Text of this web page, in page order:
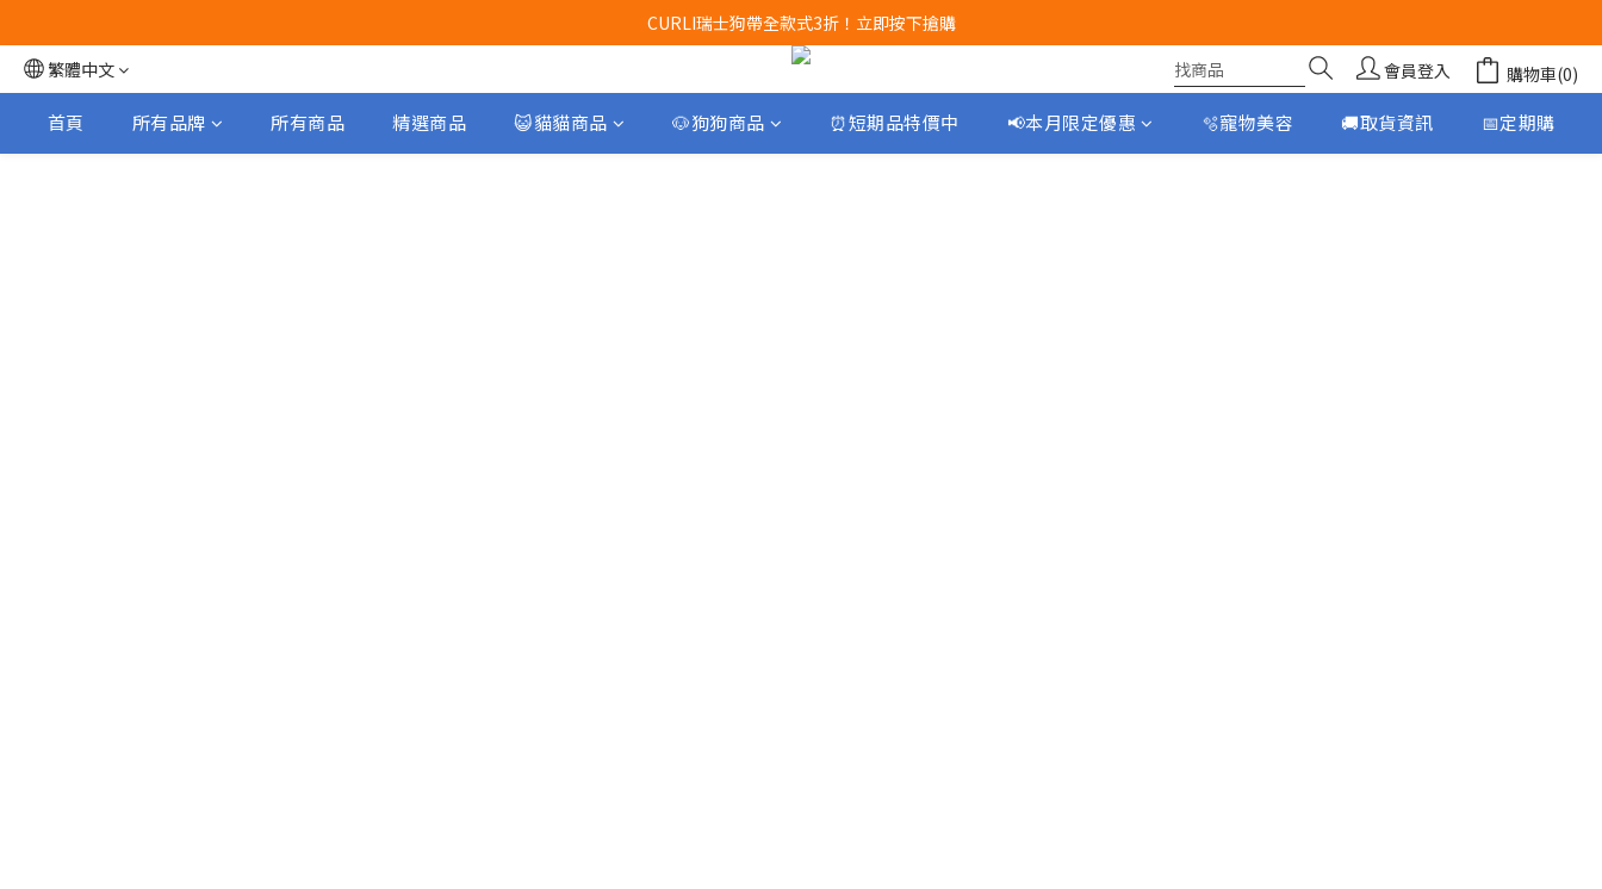
Airbuggy 全線現貨8折！立即點擊火速搶購
CURLI瑞士狗帶全款式3折！立即按下搶購
買任何獅子砂可享半價加購獅子砂木薯砂1包
Airbuggy 全線現貨8折！立即點擊火速搶購
繁體中文 會員登入 購物車(0)
首頁 所有品牌 所有商品 精選商品 😺貓貓商品 🐶狗狗商品 ⏰短期品特價中 📢本月限定優惠 🫧寵物美容 🚚取貨資訊 📅定期購